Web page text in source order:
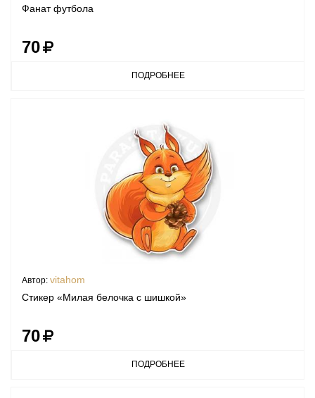
Фанат футбола
70
ПОДРОБНЕЕ
Автор: vitahom
Стикер «Милая белочка с шишкой»
70
ПОДРОБНЕЕ